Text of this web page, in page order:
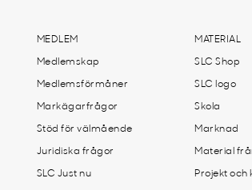
MEDLEM
Medlemskap
Medlemsförmåner
Markägarfrågor
Stöd för välmående
Juridiska frågor
SLC Just nu
MATERIAL
SLC Shop
SLC logo
Skola
Marknad
Material
Projekt och